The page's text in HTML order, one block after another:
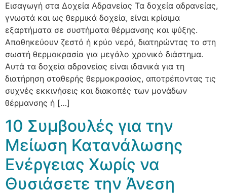
Εισαγωγή στα Δοχεία Αδρανείας Τα δοχεία αδρανείας,
γνωστά και ως θερμικά δοχεία, είναι κρίσιμα
εξαρτήματα σε συστήματα θέρμανσης και ψύξης.
Αποθηκεύουν ζεστό ή κρύο νερό, διατηρώντας το στη
σωστή θερμοκρασία για μεγάλο χρονικό διάστημα.
Αυτά τα δοχεία αδρανείας είναι ιδανικά για τη
διατήρηση σταθερής θερμοκρασίας, αποτρέποντας τις
συχνές εκκινήσεις και διακοπές των μονάδων
θέρμανσης ή […]
10 Συμβουλές για την
Μείωση Κατανάλωσης
Ενέργειας Χωρίς να
Θυσιάσετε την Άνεση